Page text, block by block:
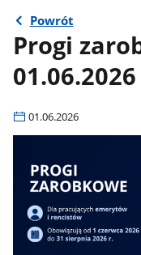
Powrót
Progi
01.06.2026